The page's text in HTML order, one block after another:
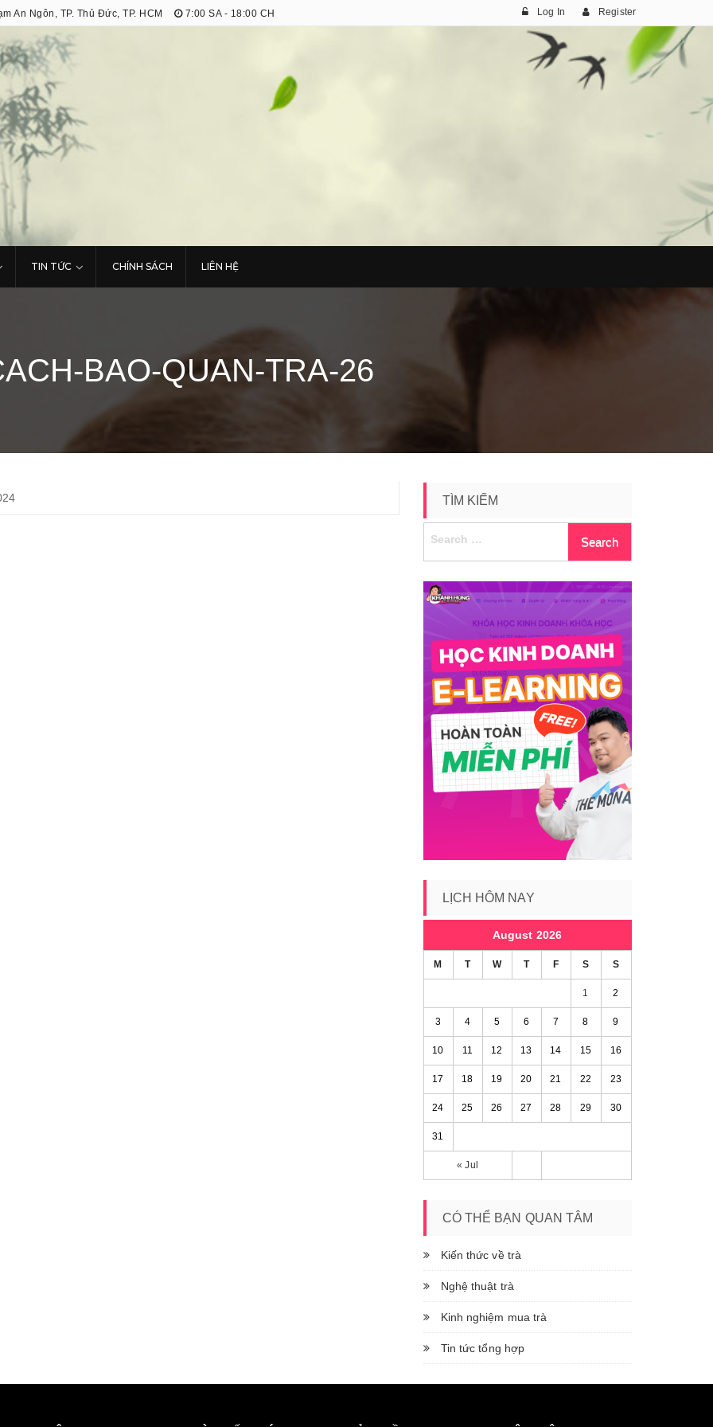
An Ngôn, TP. Thủ Đức, TP. HCM 7:00 SA - 18:00 CH Log In Register
TIN TỨC CHÍNH SÁCH LIÊN HỆ
BAO-QUAN-TRA-26
TÌM KIẾM
LỊCH HÔM NAY
August 2026
M T W T F S S
« Jul
1 2
3 4 5 6 7 8 9
10 11 12 13 14 15 16
17 18 19 20 21 22 23
24 25 26 27 28 29 30
31
CÓ THỂ BẠN QUAN TÂM
Kiến thức về trà
Nghệ thuật trà
Kinh nghiệm mua trà
Tin tức tổng hợp